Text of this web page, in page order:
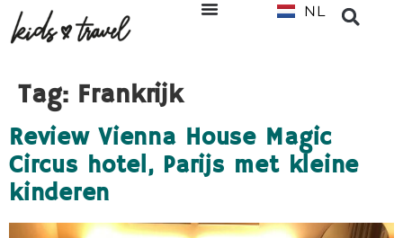
NL
EN
Tag: Frankrijk
Review Vienna House Magic
Circus hotel, Parijs met kleine
kinderen